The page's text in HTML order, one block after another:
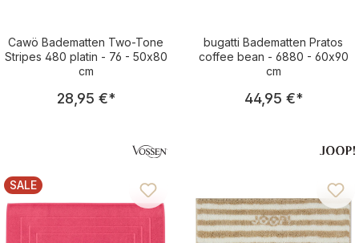
Cawö Badematten Two-Tone
Stripes 480 platin - 76 - 50x80
cm
Regulärer Preis:
28,95 €*
bugatti Badematten Pratos
coffee bean - 6880 - 60x90
cm
Regulärer
44,95 €*
RABATT
SALE